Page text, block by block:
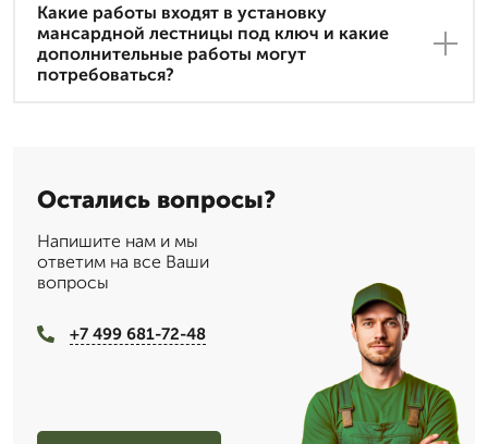
Какие работы входят в установку
мансардной лестницы под ключ и какие
дополнительные работы могут
потребоваться?
Остались вопросы?
Напишите нам и мы
ответим на все Ваши
вопросы
+7 499 681-72-48